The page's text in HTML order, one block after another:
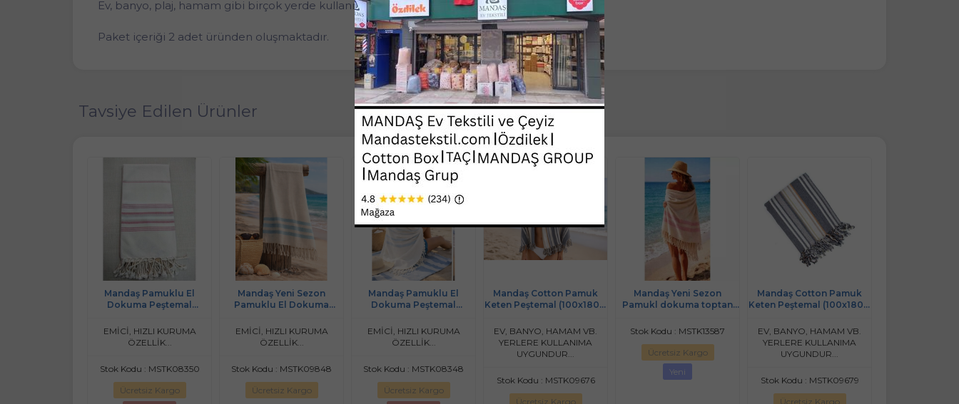
Ev, banyo, plaj, hamam gibi birçok yerde kullanıma uygundur.
Paket içeriği 2 adet üründen oluşmaktadır.
Tavsiye Edilen Ürünler
Mandaş Pamuklu El
Dokuma Peştemal
EMİCİ, HIZLI KURUMA
ÖZELLİK...
Stok Kodu : MSTK08350
Ücretsiz Kargo
Mandaş Yeni Sezon
Pamuklu El Dokuma
Çizgili
EMİCİ, HIZLI KURUMA
ÖZELLİK...
Stok Kodu : MSTK09848
Ücretsiz Kargo
Mandaş Pamuklu El
Dokuma Peştemal
EMİCİ, HIZLI KURUMA
ÖZELLİK...
Stok Kodu : MSTK08348
Ücretsiz Kargo
Mandaş Cotton Pamuk
Keten Peştemal (100x180)-
EV, BANYO, HAMAM VB.
YERLERE KULLANIMA
UYGUNDUR...
Stok Kodu : MSTK09676
Ücretsiz Kargo
Mandaş Yeni Sezon
Pamukl dokuma toptan
20 li paket
Stok Kodu : MSTK13587
Ücretsiz Kargo
Yeni
Mandaş Cotton Pamuk
Keten Peştemal (100x180)-
EV, BANYO, HAMAM VB.
YERLERE KULLANIMA
UYGUNDUR...
Stok Kodu : MSTK09679
Ücretsiz Kargo